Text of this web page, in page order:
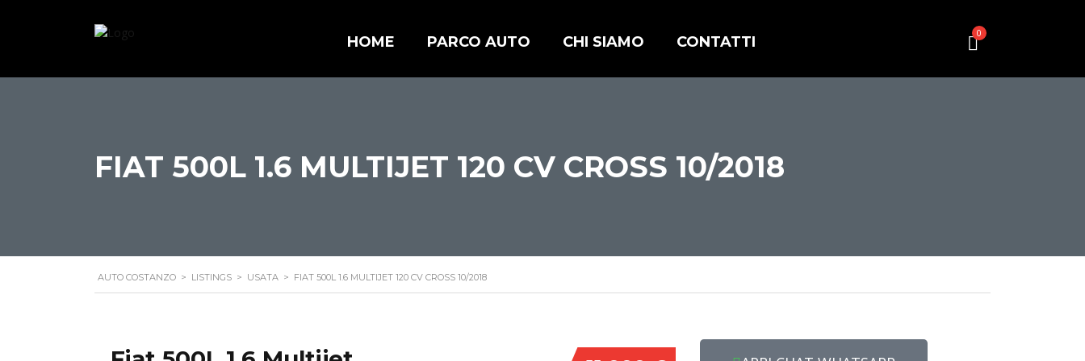
0
HOME PARCO AUTO CHI SIAMO CONTATTI
FIAT 500L 1.6 MULTIJET 120 CV CROSS 10/2018
AUTO COSTANZO > LISTINGS > USATA > FIAT 500L 1.6 MULTIJET 120 CV CROSS 10/2018